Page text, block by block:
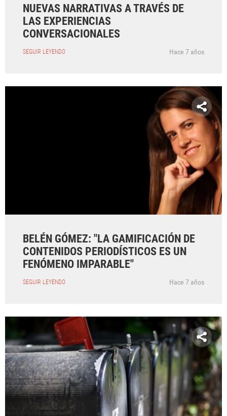
NUEVAS NARRATIVAS A TRAVÉS DE
LAS EXPERIENCIAS
CONVERSACIONALES
SEGUIR LEYENDO Hace 7 años
BELÉN GÓMEZ: "LA GAMIFICACIÓN DE
CONTENIDOS PERIODÍSTICOS ES UN
FENÓMENO IMPARABLE"
SEGUIR LEYENDO Hace 7 años